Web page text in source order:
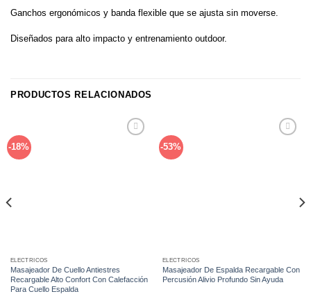
Ganchos ergonómicos y banda flexible que se ajusta sin moverse.
Diseñados para alto impacto y entrenamiento outdoor.
PRODUCTOS RELACIONADOS
-18%
ELÉCTRICOS
Masajeador De Cuello Antiestres
Recargable Alto Confort Con Calefacción
Para Cuello Espalda
-53%
ELÉCTRICOS
Masajeador De Espalda Recargable Con
Percusión Alivio Profundo Sin Ayuda